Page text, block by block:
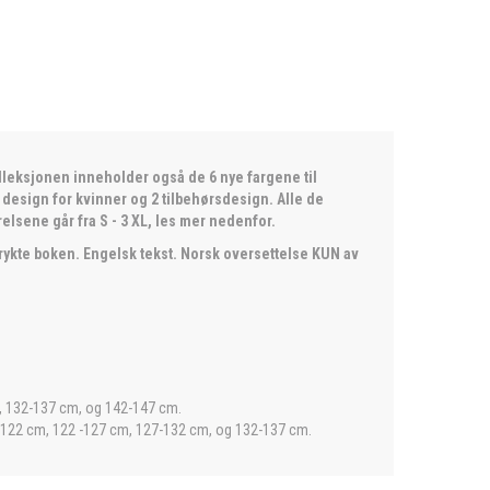
inneholder også de 6 nye fargene til
for kvinner og 2 tilbehørsdesign. Alle de
går fra S - 3 XL, les mer nedenfor.
boken. Engelsk tekst. Norsk oversettelse KUN av
137 cm, og 142-147 cm.
cm, 122 -127 cm, 127-132 cm, og 132-137 cm.